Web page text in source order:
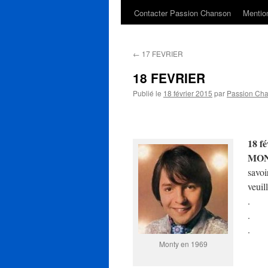
Contacter Passion Chanson
← 17 FEVRIER
18 FEVRIER
Publié le 18 février 2015 par Passion
Monty en 1969
18
.
.
.